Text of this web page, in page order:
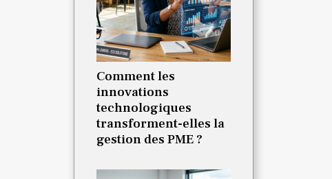
Comment les
innovations
technologiques
transforment-elles la
gestion des PME ?